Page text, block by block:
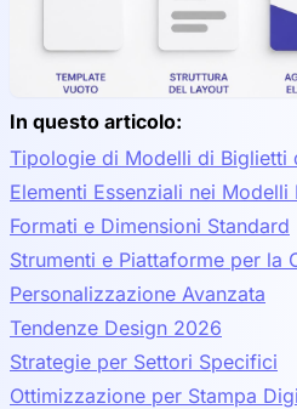
In questo articolo:
Tipologie di Modelli di Biglietti
Elementi Essenziali nei Modelli
Formati e Dimensioni Standard
Strumenti e Piattaforme per la
Personalizzazione Avanzata
Tendenze Design 2026
Strategie per Settori Specifici
Ottimizzazione per Stampa